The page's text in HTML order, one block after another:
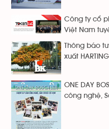
Công ty cổ
Việt Nam
Thông báo
xuất
ONE DAY
công nghệ,